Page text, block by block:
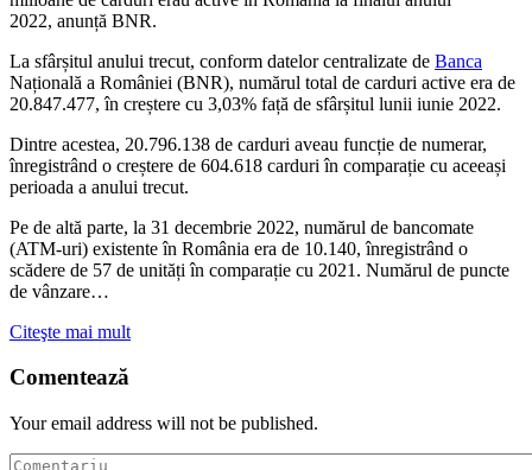
2022, anunță BNR.
La sfârșitul anului trecut, conform datelor centralizate de Banca
Națională a României (BNR), numărul total de carduri active era de
20.847.477, în creștere cu 3,03% față de sfârșitul lunii iunie 2022.
Dintre acestea, 20.796.138 de carduri aveau funcție de numerar,
înregistrând o creștere de 604.618 carduri în comparație cu aceeași
perioada a anului trecut.
Pe de altă parte, la 31 decembrie 2022, numărul de bancomate
(ATM-uri) existente în România era de 10.140, înregistrând o
scădere de 57 de unități în comparație cu 2021. Numărul de puncte
de vânzare…
Citeşte mai mult
Comentează
Your email address will not be published.